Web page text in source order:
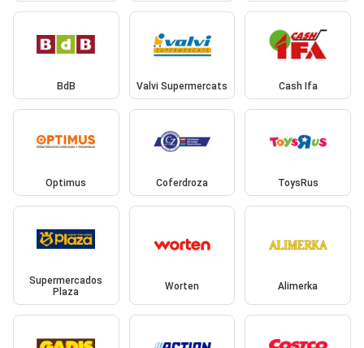
BdB Valvi Supermercats Cash Ifa
Optimus Coferdroza ToysRus
Supermercados
Plaza
Worten Alimerka